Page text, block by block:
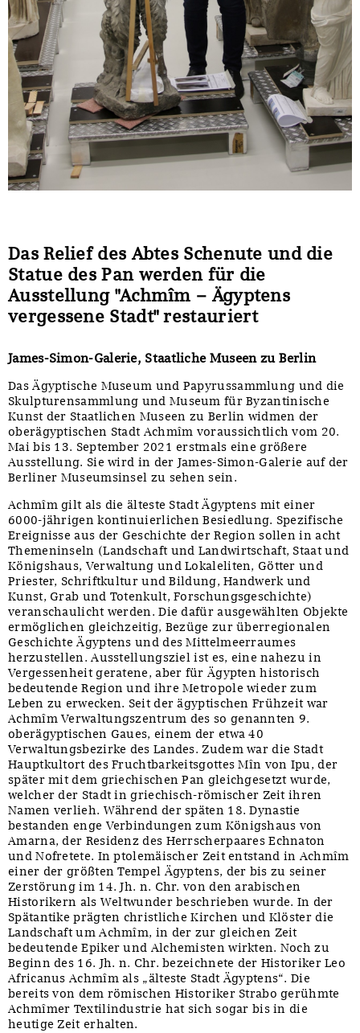
Das Relief des Abtes Schenute und die
Statue des Pan werden für die
Ausstellung "Achmîm – Ägyptens
vergessene Stadt" restauriert
James-Simon-Galerie, Staatliche Museen zu Berlin
Das Ägyptische Museum und Papyrussammlung und die
Skulpturensammlung und Museum für Byzantinische
Kunst der Staatlichen Museen zu Berlin widmen der
oberägyptischen Stadt Achmîm voraussichtlich vom 20.
Mai bis 13. September 2021 erstmals eine größere
Ausstellung. Sie wird in der James-Simon-Galerie auf der
Berliner Museumsinsel zu sehen sein.
Achmîm gilt als die älteste Stadt Ägyptens mit einer
6000-jährigen kontinuierlichen Besiedlung. Spezifische
Ereignisse aus der Geschichte der Region sollen in acht
Themeninseln (Landschaft und Landwirtschaft, Staat und
Königshaus, Verwaltung und Lokaleliten, Götter und
Priester, Schriftkultur und Bildung, Handwerk und
Kunst, Grab und Totenkult, Forschungsgeschichte)
veranschaulicht werden. Die dafür ausgewählten Objekte
ermöglichen gleichzeitig, Bezüge zur überregionalen
Geschichte Ägyptens und des Mittelmeerraumes
herzustellen. Ausstellungsziel ist es, eine nahezu in
Vergessenheit geratene, aber für Ägypten historisch
bedeutende Region und ihre Metropole wieder zum
Leben zu erwecken. Seit der ägyptischen Frühzeit war
Achmîm Verwaltungszentrum des so genannten 9.
oberägyptischen Gaues, einem der etwa 40
Verwaltungsbezirke des Landes. Zudem war die Stadt
Hauptkultort des Fruchtbarkeitsgottes Mîn von Ipu, der
später mit dem griechischen Pan gleichgesetzt wurde,
welcher der Stadt in griechisch-römischer Zeit ihren
Namen verlieh. Während der späten 18. Dynastie
bestanden enge Verbindungen zum Königshaus von
Amarna, der Residenz des Herrscherpaares Echnaton
und Nofretete. In ptolemäischer Zeit entstand in Achmîm
einer der größten Tempel Ägyptens, der bis zu seiner
Zerstörung im 14. Jh. n. Chr. von den arabischen
Historikern als Weltwunder beschrieben wurde. In der
Spätantike prägten christliche Kirchen und Klöster die
Landschaft um Achmîm, in der zur gleichen Zeit
bedeutende Epiker und Alchemisten wirkten. Noch zu
Beginn des 16. Jh. n. Chr. bezeichnete der Historiker Leo
Africanus Achmîm als „älteste Stadt Ägyptens“. Die
bereits von dem römischen Historiker Strabo gerühmte
Achmîmer Textilindustrie hat sich sogar bis in die
heutige Zeit erhalten.